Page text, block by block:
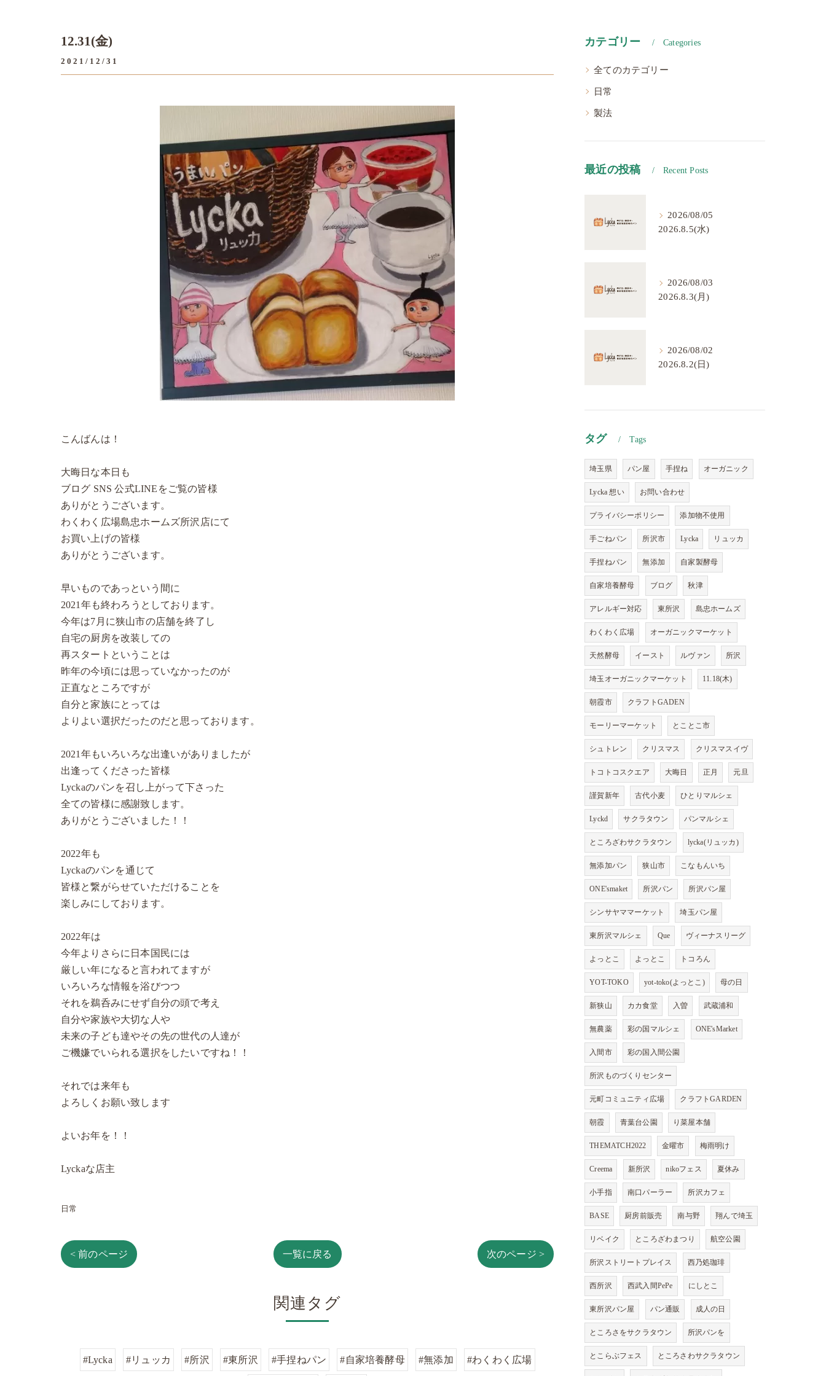
12.31(金)
2021/12/31
こんばんは！
大晦日な本日も
ブログ SNS 公式LINEをご覧の皆様
ありがとうございます。
わくわく広場島忠ホームズ所沢店にて
お買い上げの皆様
ありがとうございます。
早いものであっという間に
2021年も終わろうとしております。
今年は7月に狭山市の店舗を終了し
自宅の厨房を改装しての
再スタートということは
昨年の今頃には思っていなかったのが
正直なところですが
自分と家族にとっては
よりよい選択だったのだと思っております。
2021年もいろいろな出逢いがありましたが
出逢ってくださった皆様
Lyckaのパンを召し上がって下さった
全ての皆様に感謝致します。
ありがとうございました！！
2022年も
Lyckaのパンを通じて
皆様と繋がらせていただけることを
楽しみにしております。
2022年は
今年よりさらに日本国民には
厳しい年になると言われてますが
いろいろな情報を浴びつつ
それを鵜呑みにせず自分の頭で考え
自分や家族や大切な人や
未来の子ども達やその先の世代の人達が
ご機嫌でいられる選択をしたいですね！！
それでは来年も
よろしくお願い致します
よいお年を！！
Lyckaな店主
日常
< 前のページ 一覧に戻る 次のページ >
関連タグ
#Lycka #リュッカ #所沢 #東所沢 #手捏ねパン #自家培養酵母 #無添加 #わくわく広場
カテゴリー Categories
全てのカテゴリー
日常
製法
最近の投稿 Recent Posts
2026/08/05
2026.8.5(水)
2026/08/03
2026.8.3(月)
2026/08/02
2026.8.2(日)
タグ Tags
埼玉県 パン屋 手捏ね オーガニック
Lycka 想い お問い合わせ
プライバシーポリシー 添加物不使用
手ごねパン 所沢市 Lycka リュッカ
手捏ねパン 無添加 自家製酵母
自家培養酵母 ブログ 秋津
アレルギー対応 東所沢 島忠ホームズ
わくわく広場 オーガニックマーケット
天然酵母 イースト ルヴァン 所沢
埼玉オーガニックマーケット 11.18(木)
朝霞市 クラフトGADEN
モーリーマーケット とことこ市
シュトレン クリスマス クリスマスイヴ
トコトコスクエア 大晦日 正月 元旦
謹賀新年 古代小麦 ひとりマルシェ
Lyckd サクラタウン パンマルシェ
ところざわサクラタウン lycka(リュッカ)
無添加パン 狭山市 こなもんいち
ONE'smaket 所沢パン 所沢パン屋
シンサヤママーケット 埼玉パン屋
東所沢マルシェ Que ヴィーナスリーグ
よっとこ よっとこ トコろん
YOT-TOKO yot-toko(よっとこ) 母の日
新狭山 カカ食堂 入曽 武蔵浦和
無農薬 彩の国マルシェ ONE'sMarket
入間市 彩の国入間公園
所沢ものづくりセンター
元町コミュニティ広場 クラフトGARDEN
朝霞 青葉台公園 り菜屋本舗
THEMATCH2022 金曜市 梅雨明け
Creema 新所沢 nikoフェス 夏休み
小手指 南口パーラー 所沢カフェ
BASE 厨房前販売 南与野 翔んで埼玉
リベイク ところざわまつり 航空公園
所沢ストリートプレイス 西乃処珈琲
西所沢 西武入間PePe にしとこ
東所沢パン屋 パン通販 成人の日
ところさをサクラタウン 所沢パンを
とこらぶフェス ところさわサクラタウン